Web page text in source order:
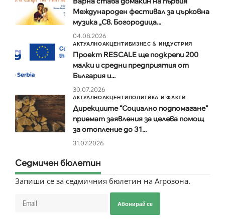
Международен фестивал за църковна
музика „Св. Богородица...
04.08.2026
АКТУАЛНОАКЦЕНТИБИЗНЕС & ИНДУСТРИЯ
Проект RESCALE ще подкрепи 200
малки и средни предприятия от
България и...
30.07.2026
АКТУАЛНОАКЦЕНТИПОЛИТИКА И ФАКТИ
Дирекциите “Социално подпомагане”
приемат заявления за целева помощ
за отопление до 31...
31.07.2026
Седмичен бюлетин
Запиши се за седмичния бюлетин на Агрозона.
Абонирай се